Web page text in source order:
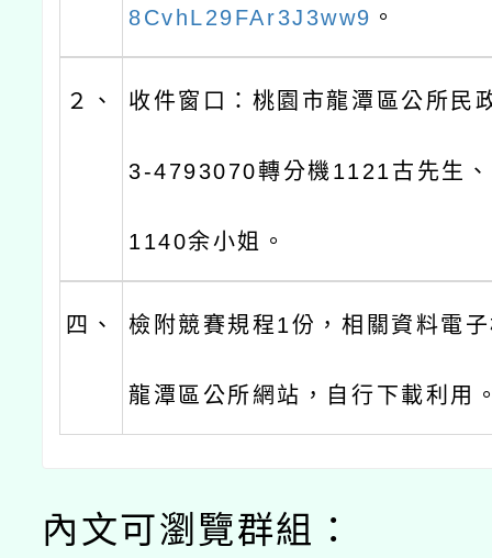
8CvhL29FAr3J3ww9 。
２、 收件窗口：桃園市龍潭區公所民
3-4793070轉分機1121古先生
1140余小姐。
四、 檢附競賽規程1份，相關資料電
龍潭區公所網站，自行下載利用
內文可瀏覽群組：